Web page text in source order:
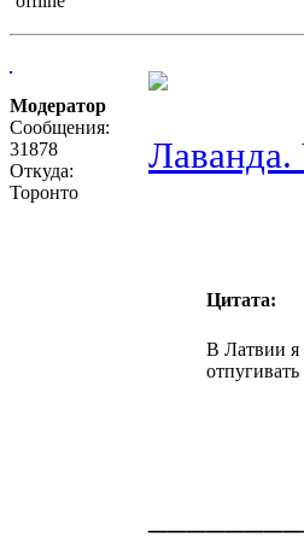
Модератор
Сообщения:
31878
Откуда:
Торонто
Лаванда.
Цитата:
В Латвии я